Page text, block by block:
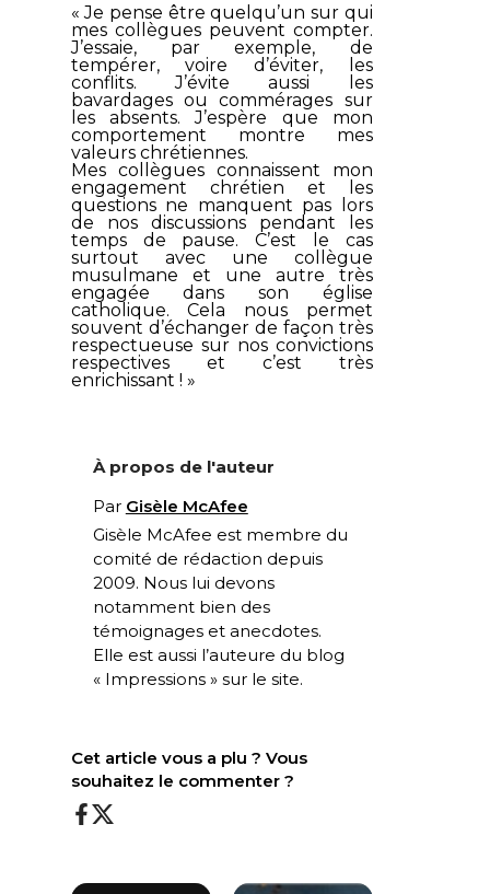
« Je pense être quelqu’un sur qui
mes collègues peuvent compter.
J’essaie, par exemple, de
tempérer, voire d’éviter, les
conflits. J’évite aussi les
bavardages ou commérages sur
les absents. J’espère que mon
comportement montre mes
valeurs chrétiennes.
Mes collègues connaissent mon
engagement chrétien et les
questions ne manquent pas lors
de nos discussions pendant les
temps de pause. C’est le cas
surtout avec une collègue
musulmane et une autre très
engagée dans son église
catholique. Cela nous permet
souvent d’échanger de façon très
respectueuse sur nos convictions
respectives et c’est très
enrichissant ! »
À propos de l'auteur
Par Gisèle McAfee
Gisèle McAfee est membre du
comité de rédaction depuis
2009. Nous lui devons
notamment bien des
témoignages et anecdotes.
Elle est aussi l’auteure du blog
« Impressions » sur le site.
Cet article vous a plu ? Vous
souhaitez le commenter ?